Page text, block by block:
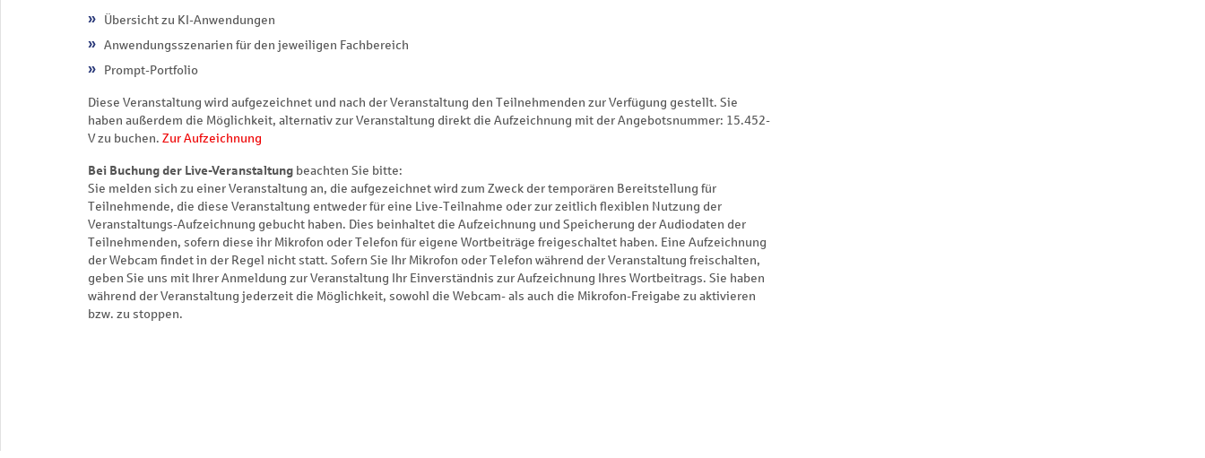
Übersicht zu KI-Anwendungen
Anwendungsszenarien für den jeweiligen Fachbereich
Prompt-Portfolio
Diese Veranstaltung wird aufgezeichnet und nach der Veranstaltung den Teilnehmenden zur Verfügung gestellt. Sie
haben außerdem die Möglichkeit, alternativ zur Veranstaltung direkt die Aufzeichnung mit der Angebotsnummer: 15.452-
V zu buchen. Zur Aufzeichnung
Bei Buchung der Live-Veranstaltung beachten Sie bitte:
Sie melden sich zu einer Veranstaltung an, die aufgezeichnet wird zum Zweck der temporären Bereitstellung für
Teilnehmende, die diese Veranstaltung entweder für eine Live-Teilnahme oder zur zeitlich flexiblen Nutzung der
Veranstaltungs-Aufzeichnung gebucht haben. Dies beinhaltet die Aufzeichnung und Speicherung der Audiodaten der
Teilnehmenden, sofern diese ihr Mikrofon oder Telefon für eigene Wortbeiträge freigeschaltet haben. Eine Aufzeichnung
der Webcam findet in der Regel nicht statt. Sofern Sie Ihr Mikrofon oder Telefon während der Veranstaltung freischalten,
geben Sie uns mit Ihrer Anmeldung zur Veranstaltung Ihr Einverständnis zur Aufzeichnung Ihres Wortbeitrags. Sie haben
während der Veranstaltung jederzeit die Möglichkeit, sowohl die Webcam- als auch die Mikrofon-Freigabe zu aktivieren
bzw. zu stoppen.